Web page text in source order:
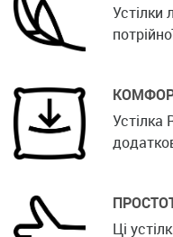
Устілки
Устілка
Ці